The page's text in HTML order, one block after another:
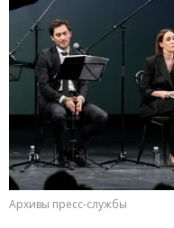
Архивы пресс-службы